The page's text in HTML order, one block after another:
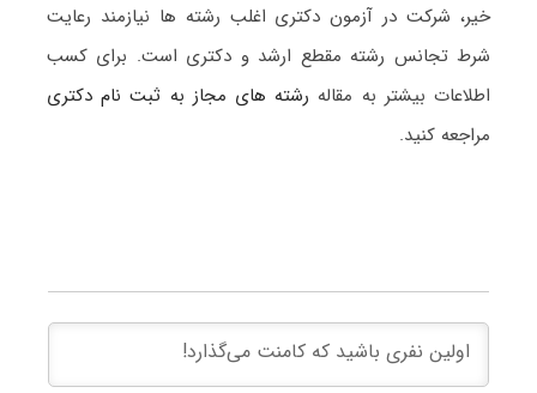
خیر، شرکت در آزمون دکتری اغلب رشته ها نیازمند رعایت
شرط تجانس رشته مقطع ارشد و دکتری است. برای کسب
اطلاعات بیشتر به مقاله رشته های مجاز به ثبت نام دکتری
مراجعه کنید.